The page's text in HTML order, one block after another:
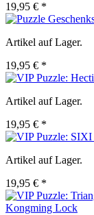
19,95 € *
Artikel auf Lager.
19,95 € *
Artikel auf Lager.
19,95 € *
Artikel auf Lager.
19,95 € *
Kongming Lock